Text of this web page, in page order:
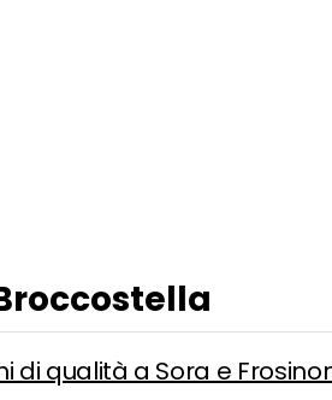
di qualità a Sora e